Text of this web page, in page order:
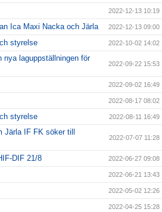
2022-12-13 10:19
Ica Maxi Nacka och Järla 2022-12-13 09:00
styrelse 2022-10-02 14:02
nya laguppställningen för
2022-09-22 15:53
2022-09-02 16:49
2022-08-17 08:02
styrelse 2022-08-11 16:49
Järla IF FK söker till
2022-07-07 11:28
DIF 21/8 2022-06-27 09:08
2022-06-21 13:43
2022-05-02 12:26
2022-04-25 15:28